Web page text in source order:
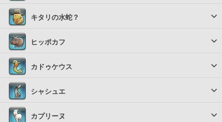
キタリの水蛇？
ヒッポカフ
カドゥケウス
シャシュエ
カプリーヌ